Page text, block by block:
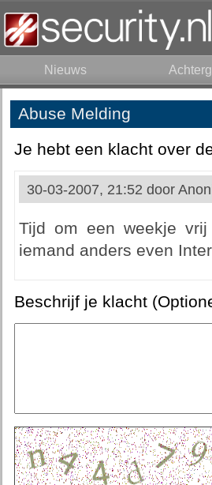
Nieuws
Abuse Melding
Je hebt een klacht over
30-03-2007, 21:52 door
Tijd om een weekje
iemand anders even
Beschrijf je klacht